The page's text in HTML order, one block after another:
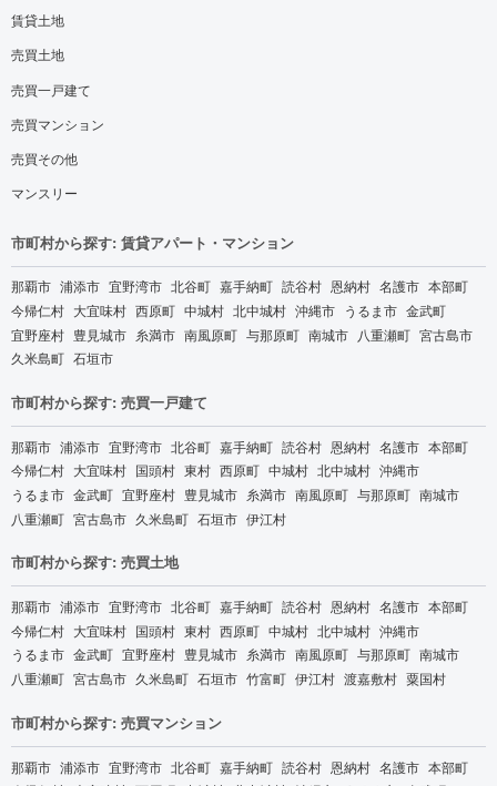
賃貸土地
売買土地
売買一戸建て
売買マンション
売買その他
マンスリー
市町村から探す: 賃貸アパート・マンション
那覇市 浦添市 宜野湾市 北谷町 嘉手納町 読谷村 恩納村 名護市 本部町
今帰仁村 大宜味村 西原町 中城村 北中城村 沖縄市 うるま市 金武町
宜野座村 豊見城市 糸満市 南風原町 与那原町 南城市 八重瀬町 宮古島市
久米島町 石垣市
市町村から探す: 売買一戸建て
那覇市 浦添市 宜野湾市 北谷町 嘉手納町 読谷村 恩納村 名護市 本部町
今帰仁村 大宜味村 国頭村 東村 西原町 中城村 北中城村 沖縄市
うるま市 金武町 宜野座村 豊見城市 糸満市 南風原町 与那原町 南城市
八重瀬町 宮古島市 久米島町 石垣市 伊江村
市町村から探す: 売買土地
那覇市 浦添市 宜野湾市 北谷町 嘉手納町 読谷村 恩納村 名護市 本部町
今帰仁村 大宜味村 国頭村 東村 西原町 中城村 北中城村 沖縄市
うるま市 金武町 宜野座村 豊見城市 糸満市 南風原町 与那原町 南城市
八重瀬町 宮古島市 久米島町 石垣市 竹富町 伊江村 渡嘉敷村 粟国村
市町村から探す: 売買マンション
那覇市 浦添市 宜野湾市 北谷町 嘉手納町 読谷村 恩納村 名護市 本部町